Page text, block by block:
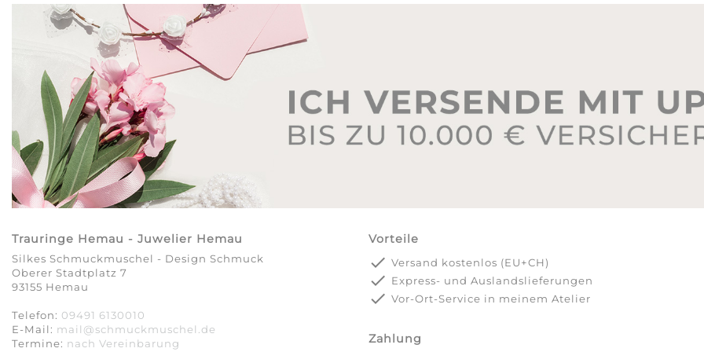
Trauringe Hemau - Juwelier Hemau
Silkes Schmuckmuschel - Design Schmuck
Oberer Stadtplatz 7
93155 Hemau
Telefon: 09491 6130010
E-Mail: mail@schmuckmuschel.de
Termine: nach Vereinbarung​​​​​​​
Vorteile
done Versand kostenlos (EU+CH)
done Express- und Auslandslieferungen
done Vor-Ort-Service in meinem Atelier
Zahlung